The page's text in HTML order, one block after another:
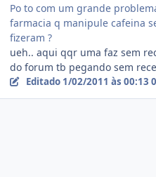
Po to com um grande
farmacia q manipule cafeina
fizeram ?
ueh.. aqui qqr uma faz sem
do forum tb pegando sem
Editado 1/02/2011 às 00:13